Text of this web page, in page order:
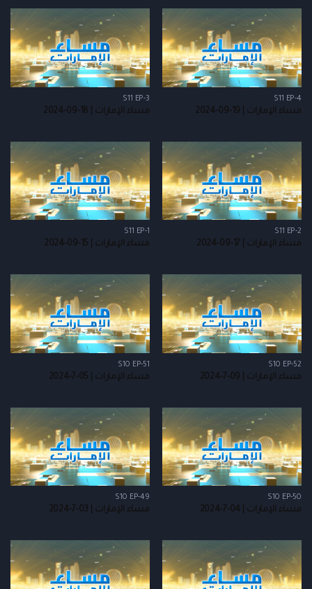
S11 EP-4
مساء الإمارات | 19-09-2024
S11 EP-3
مساء الإمارات | 18-09-2024
S11 EP-2
مساء الإمارات | 17-09-2024
S11 EP-1
مساء الإمارات | 15-09-2024
S10 EP-52
مساء الإمارات | 09-7-2024
S10 EP-51
مساء الإمارات | 05-7-2024
S10 EP-50
مساء الإمارات | 04-7-2024
S10 EP-49
مساء الإمارات | 03-7-2024